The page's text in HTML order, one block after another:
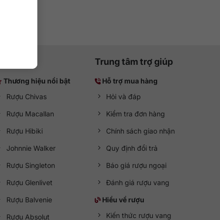
Thương hiệu nổi bật
Rượu Chivas
Rượu Macallan
Rượu Hibiki
Johnnie Walker
Rượu Singleton
Rượu Glenlivet
Rượu Balvenie
Rượu Absolut
Trung tâm trợ giúp
Hỗ trợ mua hàng
Hỏi và đáp
Kiểm tra đơn hàng
Chính sách giao nhận
Quy định đổi trả
Báo giá rượu ngoại
Đánh giá rượu vang
Hiểu về rượu
Kiến thức rượu vang